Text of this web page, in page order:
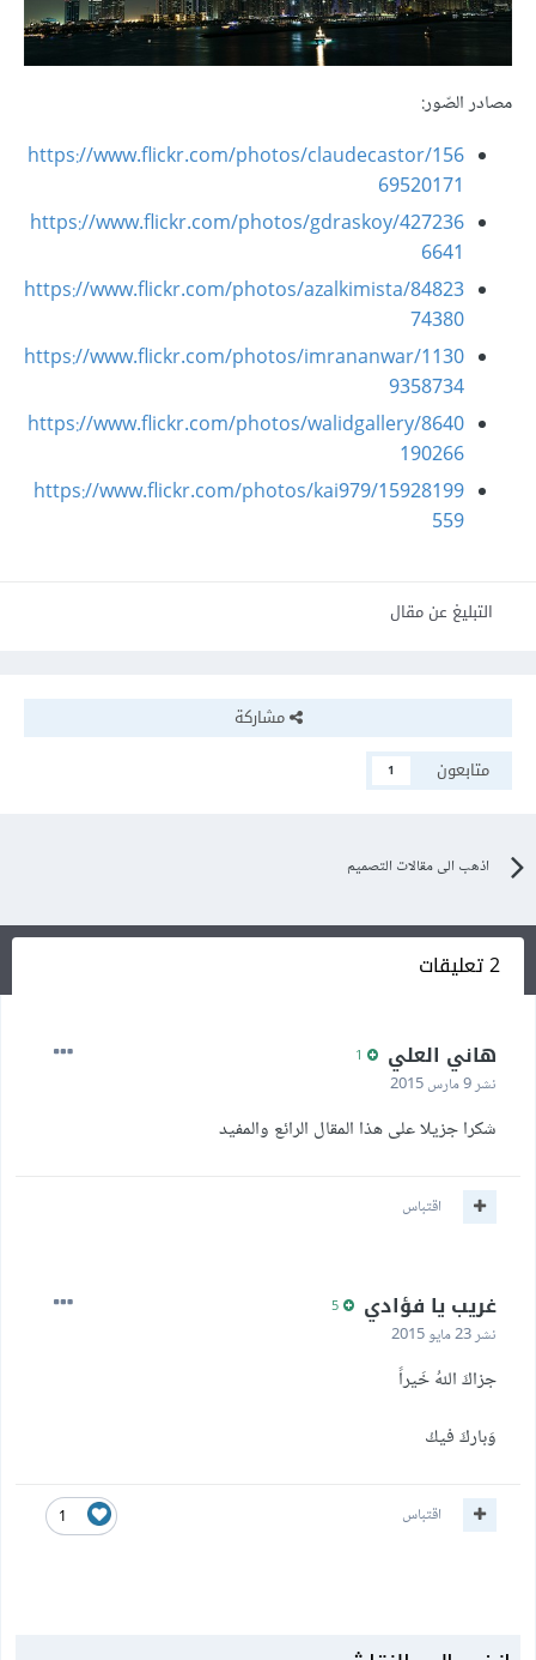
مصادر الصّور:
https://www.flickr.com/photos/claudecastor/156
69520171
https://www.flickr.com/photos/gdraskoy/427236
6641
https://www.flickr.com/photos/azalkimista/84823
74380
https://www.flickr.com/photos/imrananwar/1130
9358734
https://www.flickr.com/photos/walidgallery/8640
190266
https://www.flickr.com/photos/kai979/15928199
559
التبليغ عن مقال
مشاركة
متابعون
1
اذهب الى مقالات التصميم
2 تعليقات
هاني العلي
نشر9 مارس 2015
شكرا جزيلا على هذا المقال الرائع والمفيد
اقتباس
غريب يا فؤادي
نشر23 مايو 2015
جزاكَ اللهُ خَيراً
وَباركَ فيكْ
1 اقتباس